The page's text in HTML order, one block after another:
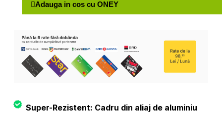
Adauga in cos cu ONEY
Super-Rezistent: Cadru din aliaj de aluminiu